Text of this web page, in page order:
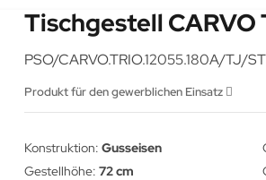
Tischgestell CARVO
PSO/CARVO.TRIO.12055.180A/TJ/
Produkt für den gewerblichen Einsatz
Konstruktion: Gusseisen
Gestellhöhe: 72 cm